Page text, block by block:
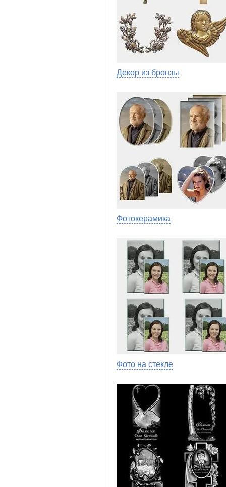
Декор из бронзы
Фотокерамика
Фото на стекле